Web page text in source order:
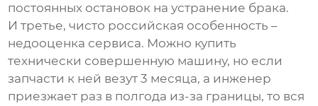
постоянных остановок на устранение брака.
И третье, чисто российская особенность –
недооценка сервиса. Можно купить
технически совершенную машину, но если
запчасти к ней везут 3 месяца, а инженер
приезжает раз в полгода из-за границы, то вся